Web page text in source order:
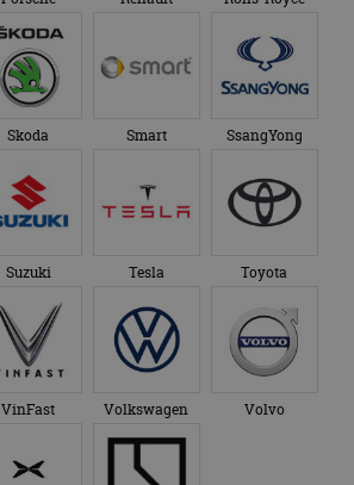
Skoda Smart SsangYong
Suzuki Tesla Toyota
VinFast Volkswagen Volvo